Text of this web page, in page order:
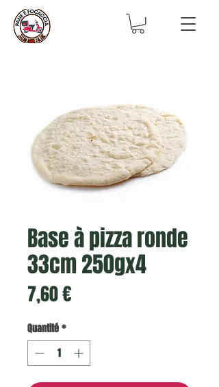
Base à pizza ronde
33cm 250gx4
7,60 €Prix
Quantité*